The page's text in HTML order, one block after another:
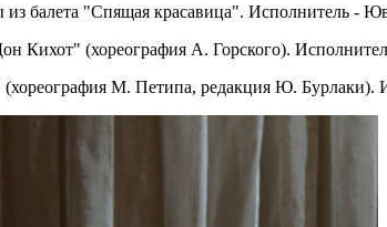
балета "Спящая красавица". Исполнитель -
Кихот" (хореография А. Горского).
М. Петипа, редакция Ю. Бурлаки).